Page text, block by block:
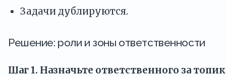
Задачи дублируются.
Решение: роли и зоны ответственности
Шаг 1. Назначьте ответственного за топик